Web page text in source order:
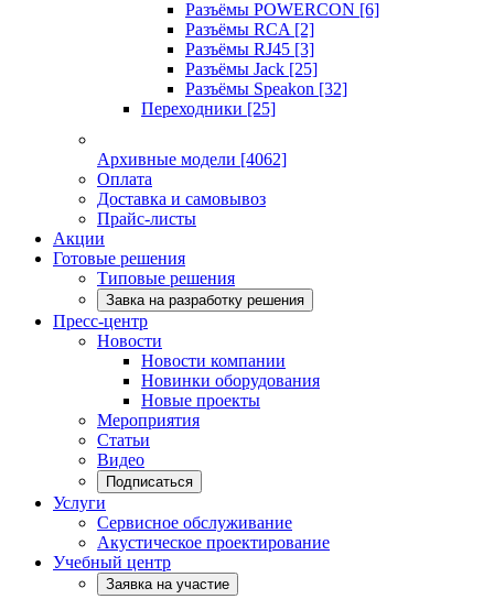
Разъёмы POWERCON [6]
Разъёмы RCA [2]
Разъёмы RJ45 [3]
Разъёмы Jack [25]
Разъёмы Speakon [32]
Переходники [25]
Архивные модели [4062]
Оплата
Доставка и самовывоз
Прайс-листы
Акции
Готовые решения
Типовые решения
Завка на разработку решения
Пресс-центр
Новости
Новости компании
Новинки оборудования
Новые проекты
Мероприятия
Статьи
Видео
Подписаться
Услуги
Сервисное обслуживание
Акустическое проектирование
Учебный центр
Заявка на участие